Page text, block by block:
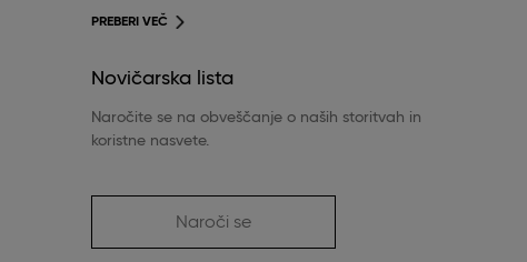
PREBERI VEČ
Novičarska lista
Naročite se na obveščanje o naših storitvah in
koristne nasvete.
Naroči se